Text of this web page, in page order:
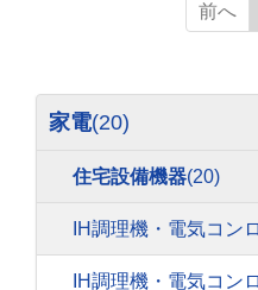
前へ
家電(20)
住宅設備機器(20)
IH調理機・電気コンロ
IH調理機・電気コン